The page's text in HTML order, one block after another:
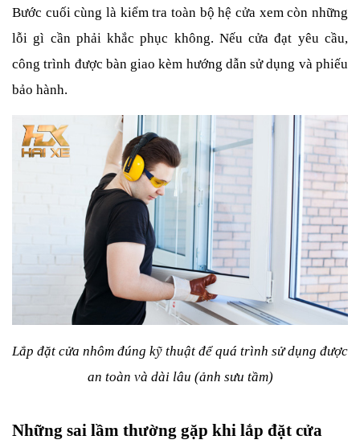
Bước cuối cùng là kiểm tra toàn bộ hệ cửa xem còn những
lỗi gì cần phải khắc phục không. Nếu cửa đạt yêu cầu,
công trình được bàn giao kèm hướng dẫn sử dụng và phiếu
bảo hành.
Lắp đặt cửa nhôm đúng kỹ thuật để quá trình sử dụng được
an toàn và dài lâu (ảnh sưu tầm)
Những sai lầm thường gặp khi lắp đặt cửa